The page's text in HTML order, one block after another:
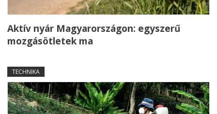
Aktív nyár Magyarországon: egyszerű
mozgásötletek ma
TECHNIKA